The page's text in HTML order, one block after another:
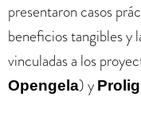
presentaron casos
beneficios tangibles y
vinculadas a los
Opengela) y